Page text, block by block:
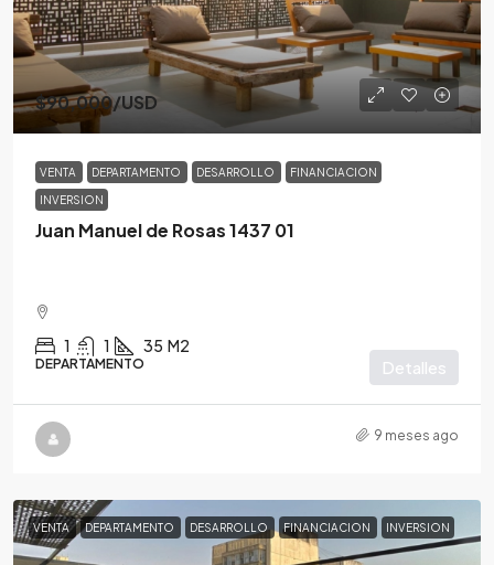
$90,000/USD
VENTA DEPARTAMENTO DESARROLLO FINANCIACION
INVERSION
Juan Manuel de Rosas 1437 01
1 1 35 M2
DEPARTAMENTO Detalles
9 meses ago
VENTA DEPARTAMENTO DESARROLLO FINANCIACION INVERSION